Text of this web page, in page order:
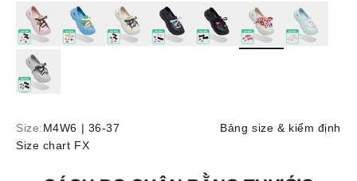
Hồng
Xanh dươngTrắng kemĐen Đen Trắng kemXanh ngọc
Xám
Size:M4W6 | 36-37
Bảng size & kiểm định
Size chart FX